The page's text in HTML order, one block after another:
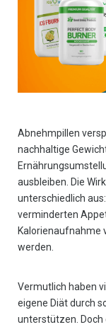
Abnehmpillen
nachhaltige
ausbleiben. Die
unterschiedlich
verminderten
Kalorienaufnahme
werden.
Vermutlich haben
eigene Diät durch
unterstützen.